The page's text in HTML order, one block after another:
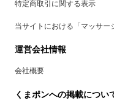
特定商取引に関する表示
当サイトにおける「マッサー
運営会社情報
会社概要
くまポンへの掲載につい